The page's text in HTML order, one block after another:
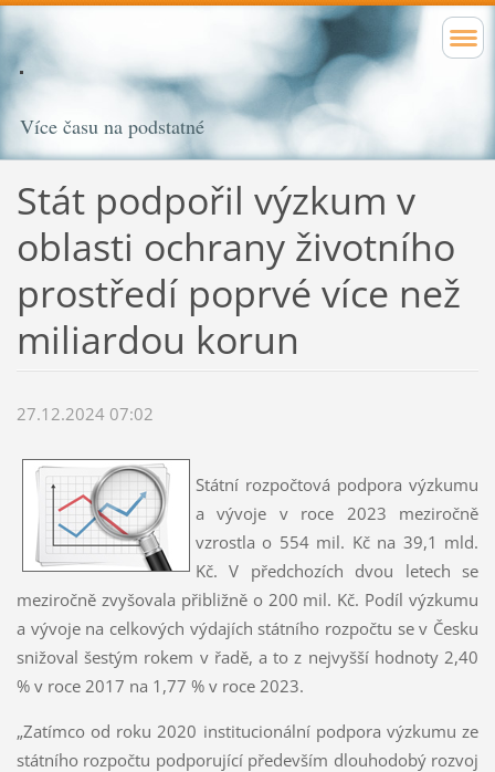
Více času na podstatné
Stát podpořil výzkum v
oblasti ochrany životního
prostředí poprvé více než
miliardou korun
27.12.2024 07:02
Státní rozpočtová podpora výzkumu
a vývoje v roce 2023 meziročně
vzrostla o 554 mil. Kč na 39,1 mld.
Kč. V předchozích dvou letech se
meziročně zvyšovala přibližně o 200 mil. Kč. Podíl výzkumu
a vývoje na celkových výdajích státního rozpočtu se v Česku
snižoval šestým rokem v řadě, a to z nejvyšší hodnoty 2,40
% v roce 2017 na 1,77 % v roce 2023.
„Zatímco od roku 2020 institucionální podpora výzkumu ze
státního rozpočtu podporující především dlouhodobý rozvoj